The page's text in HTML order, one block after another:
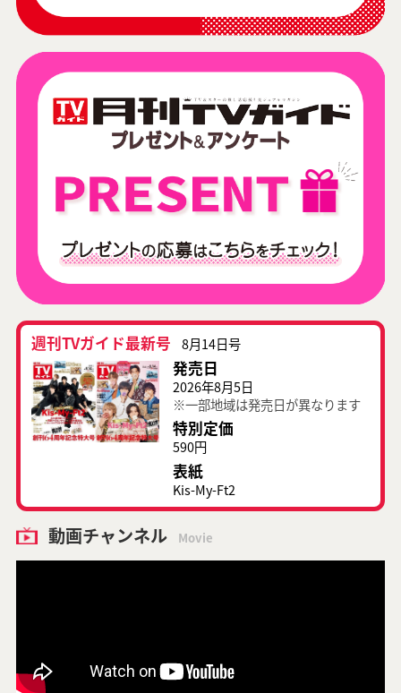
週刊TVガイド最新号 8月14日号
発売日
2026年8月5日
※一部地域は発売日が異なります
特別定価
590円
表紙
Kis-My-Ft2
動画チャンネル Movie